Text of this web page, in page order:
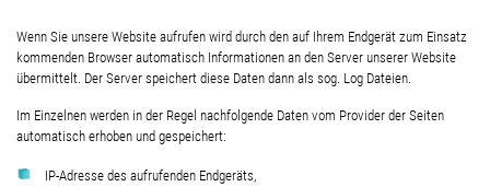
Wenn Sie unsere Website aufrufen wird durch den auf Ihrem Endgerät zum Einsatz
kommenden Browser automatisch Informationen an den Server unserer Website
übermittelt. Der Server speichert diese Daten dann als sog. Log Dateien.
Im Einzelnen werden in der Regel nachfolgende Daten vom Provider der Seiten
automatisch erhoben und gespeichert:
IP-Adresse des aufrufenden Endgeräts,